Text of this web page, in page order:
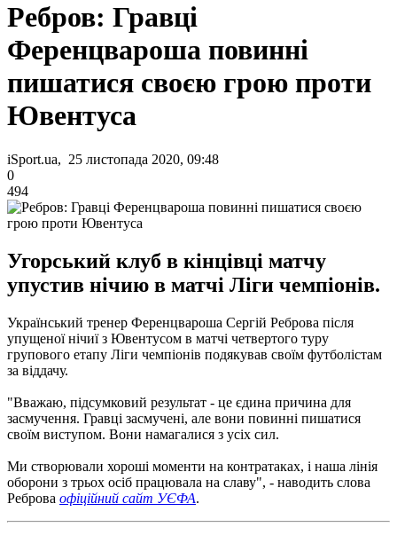
Ребров: Гравці
Ференцвароша повинні
пишатися своєю грою проти
Ювентуса
iSport.ua, 25 листопада 2020, 09:48
0
494
Угорський клуб в кінцівці матчу
упустив нічию в матчі Ліги чемпіонів.
Український тренер Ференцвароша Сергій Реброва після
упущеної нічиї з Ювентусом в матчі четвертого туру
групового етапу Ліги чемпіонів подякував своїм футболістам
за віддачу.
"Вважаю, підсумковий результат - це єдина причина для
засмучення. Гравці засмучені, але вони повинні пишатися
своїм виступом. Вони намагалися з усіх сил.
Ми створювали хороші моменти на контратаках, і наша лінія
оборони з трьох осіб працювала на славу", - наводить слова
Реброва офіційний сайт УЄФА.